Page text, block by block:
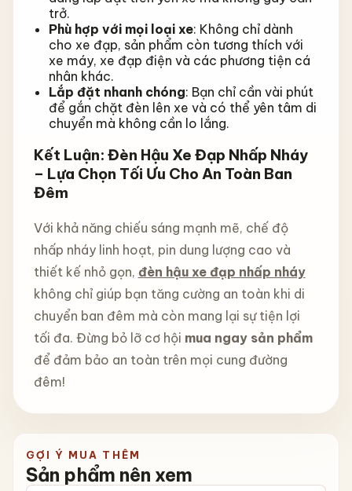
trở.
Phù hợp với mọi loại xe: Không chỉ dành
cho xe đạp, sản phẩm còn tương thích với
xe máy, xe đạp điện và các phương tiện cá
nhân khác.
Lắp đặt nhanh chóng: Bạn chỉ cần vài phút
để gắn chặt đèn lên xe và có thể yên tâm di
chuyển mà không cần lo lắng.
Kết Luận: Đèn Hậu Xe Đạp Nhấp Nháy
– Lựa Chọn Tối Ưu Cho An Toàn Ban
Đêm
Với khả năng chiếu sáng mạnh mẽ, chế độ
nhấp nháy linh hoạt, pin dung lượng cao và
thiết kế nhỏ gọn, đèn hậu xe đạp nhấp nháy
không chỉ giúp bạn tăng cường an toàn khi di
chuyển ban đêm mà còn mang lại sự tiện lợi
tối đa. Đừng bỏ lỡ cơ hội mua ngay sản phẩm
để đảm bảo an toàn trên mọi cung đường
đêm!
GỢI Ý MUA THÊM
Sản phẩm nên xem